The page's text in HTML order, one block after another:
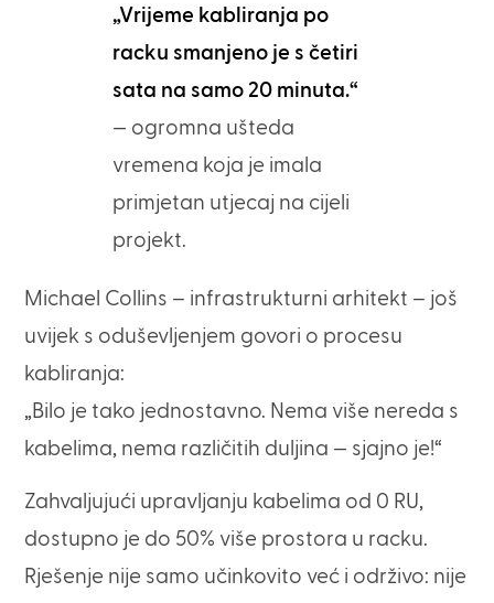
„Vrijeme kabliranja po
racku smanjeno je s četiri
sata na samo 20 minuta.“
— ogromna ušteda
vremena koja je imala
primjetan utjecaj na cijeli
projekt.
Michael Collins – infrastrukturni arhitekt – još
uvijek s oduševljenjem govori o procesu
kabliranja:
„Bilo je tako jednostavno. Nema više nereda s
kabelima, nema različitih duljina — sjajno je!“
Zahvaljujući upravljanju kabelima od 0 RU,
dostupno je do 50% više prostora u racku.
Rješenje nije samo učinkovito već i održivo: nije